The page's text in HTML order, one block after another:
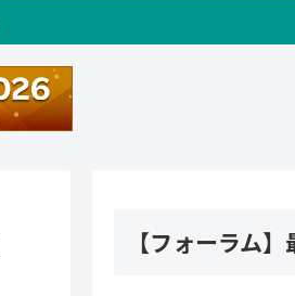
【フォーラム